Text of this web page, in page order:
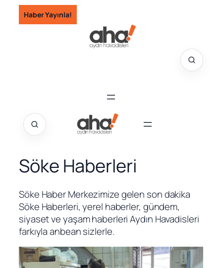
İçeriğe
geç
Haber Yayınla!
Söke Haberleri
Söke Haber Merkezimize gelen son dakika
Söke Haberleri, yerel haberler, gündem,
siyaset ve yaşam haberleri Aydın Havadisleri
farkıyla anbean sizlerle.